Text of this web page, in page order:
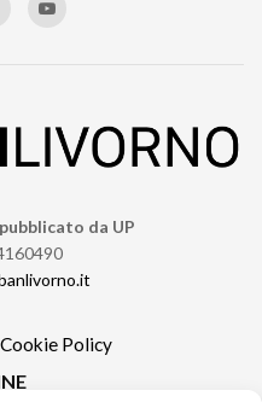
da UP
Cookie Policy